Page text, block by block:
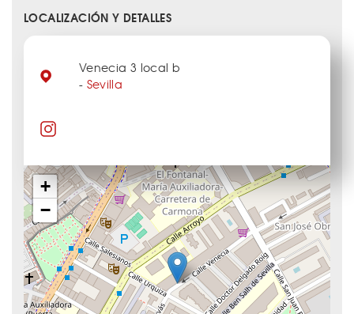
LOCALIZACIÓN Y DETALLES
+
−
Venecia 3 local b
- Sevilla